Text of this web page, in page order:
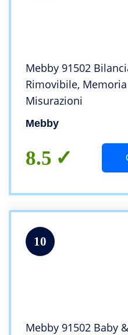
Mebby 91502
Rimovibile,
Misurazioni
Mebby
8.5
10
Mebby 91502 Baby